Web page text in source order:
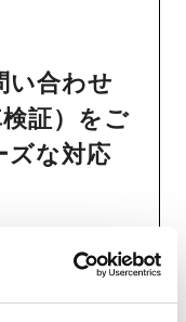
い合わせ
証）をご
ズな対応
こちら